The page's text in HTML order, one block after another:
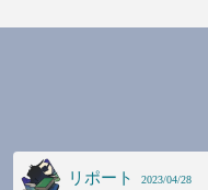
リポート 2023/04/28